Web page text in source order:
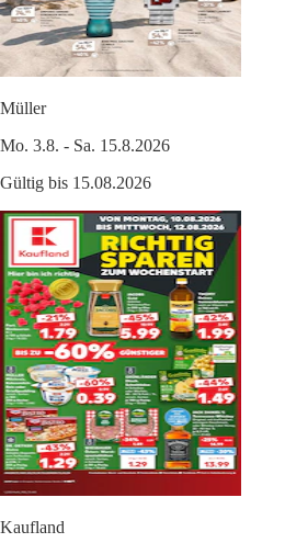
Müller
Mo. 3.8. - Sa. 15.8.2026
Gültig bis 15.08.2026
Kaufland